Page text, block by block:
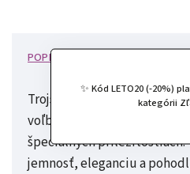
✨ Kód LETO20 (-20%)
kategórii
POPIS
Trojset spoločenských šiat
voľbou pre rodinu, ktoré
špeciálnych príležitostiach.
jemnosť, eleganciu a